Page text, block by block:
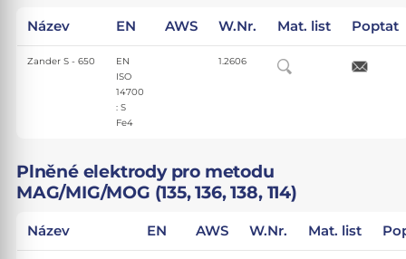
Název EN AWS W.Nr. Mat. list Poptat
Zander S - 650
EN
ISO
14700
: S
Fe4
1.2606
Plněné elektrody pro metodu
MAG/MIG/MOG (135, 136, 138, 114)
Název EN AWS W.Nr. Mat. list